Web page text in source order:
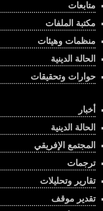
متابعات
مكتبة الملفات
منظمات وهيئات
الحالة الدينية
حوارات وتحقيقات
أخبار
الحالة الدينية
المجتمع الإفريقي
ترجمات
تقارير وتحليلات
تقدير موقف